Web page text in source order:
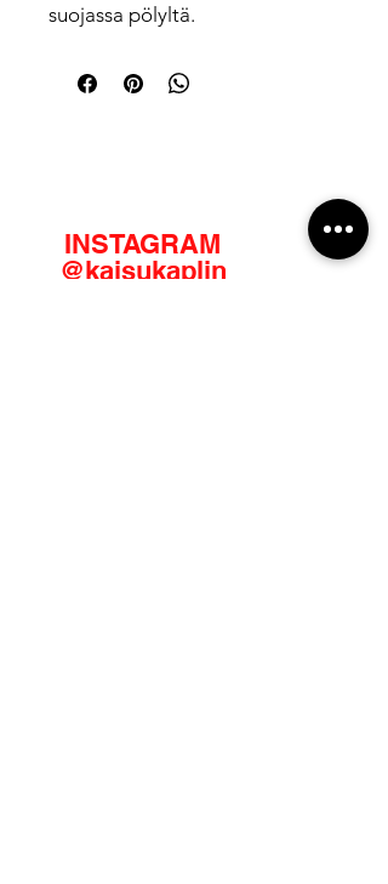
suojassa pölyltä.
INSTAGRAM
@kaisukaplin